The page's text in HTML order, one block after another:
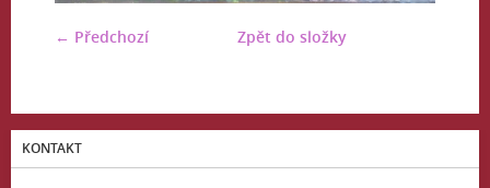
← Předchozí Zpět do složky
KONTAKT